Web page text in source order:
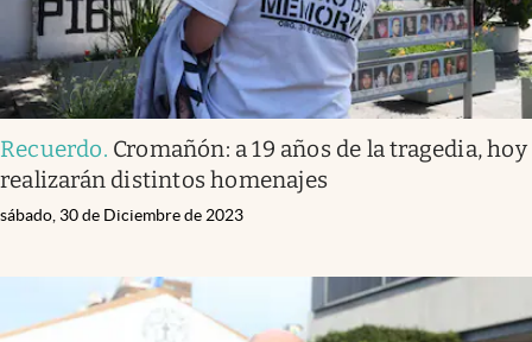
Recuerdo. Cromañón: a 19 años de la tragedia, hoy
realizarán distintos homenajes
sábado, 30 de Diciembre de 2023